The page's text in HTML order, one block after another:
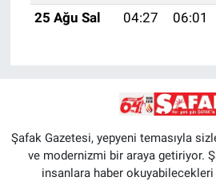
25 Ağu Sal
04:27 06:01
Şafak Gazetesi, yepyeni temasıyla
ve modernizmi bir araya getiriyor.
insanlara haber okuyabilecekleri